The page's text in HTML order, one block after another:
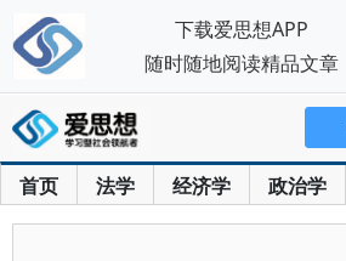
首页 法学 经济学 政治学
下载爱思想APP
随时随地阅读精品文章